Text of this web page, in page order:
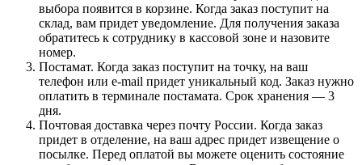
выбора появится в корзине. Когда заказ поступит на
склад, вам придет уведомление. Для получения заказа
обратитесь к сотруднику в кассовой зоне и назовите
номер.
Постамат. Когда заказ поступит на точку, на ваш
телефон или e-mail придет уникальный код. Заказ нужно
оплатить в терминале постамата. Срок хранения — 3
дня.
Почтовая доставка через почту России. Когда заказ
придет в отделение, на ваш адрес придет извещение о
посылке. Перед оплатой вы можете оценить состояние